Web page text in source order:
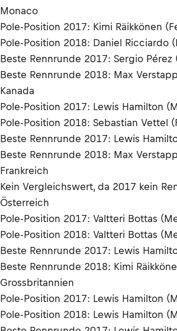
Monaco
Pole-Position 2017: Kimi Räikkönen
Pole-Position 2018: Daniel Ricciardo
Beste Rennrunde 2017: Sergio
Beste Rennrunde 2018: Max
Kanada
Pole-Position 2017: Lewis Hamilton
Pole-Position 2018: Sebastian Vettel
Beste Rennrunde 2017: Lewis
Beste Rennrunde 2018: Max
Frankreich
Kein Vergleichswert, da 2017 kein
Österreich
Pole-Position 2017: Valtteri Bottas
Pole-Position 2018: Valtteri Bottas
Beste Rennrunde 2017: Lewis
Beste Rennrunde 2018: Kimi
Grossbritannien
Pole-Position 2017: Lewis Hamilton
Pole-Position 2018: Lewis Hamilton